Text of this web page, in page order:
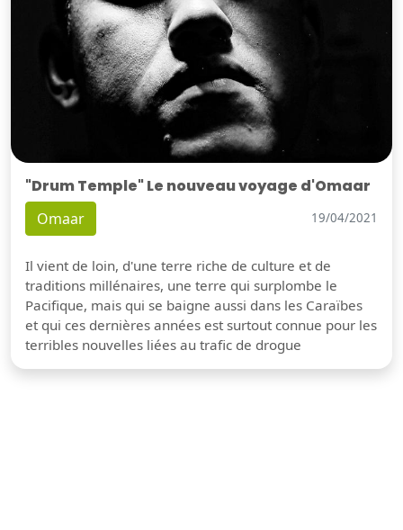
"Drum Temple" Le nouveau voyage d'Omaar
Omaar 19/04/2021
Il vient de loin, d'une terre riche de culture et de
traditions millénaires, une terre qui surplombe le
Pacifique, mais qui se baigne aussi dans les Caraïbes
et qui ces dernières années est surtout connue pour les
terribles nouvelles liées au trafic de drogue